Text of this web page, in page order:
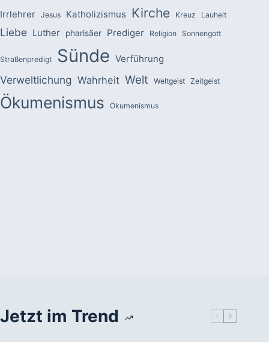
Irrlehrer Jesus Katholizismus Kirche Kreuz Lauheit
Liebe Luther pharisäer Prediger Religion Sonnengott
Straßenpredigt Sünde Verführung
Verweltlichung Wahrheit Welt Weltgeist Zeitgeist
Ökumenismus Ökumenismus
Jetzt im Trend